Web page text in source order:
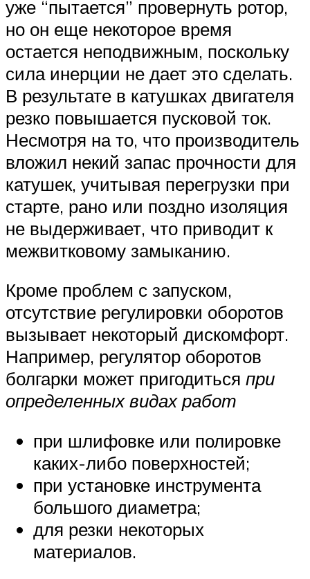
уже “пытается” провернуть ротор,
но он еще некоторое время
остается неподвижным, поскольку
сила инерции не дает это сделать.
В результате в катушках двигателя
резко повышается пусковой ток.
Несмотря на то, что производитель
вложил некий запас прочности для
катушек, учитывая перегрузки при
старте, рано или поздно изоляция
не выдерживает, что приводит к
межвитковому замыканию.
Кроме проблем с запуском,
отсутствие регулировки оборотов
вызывает некоторый дискомфорт.
Например, регулятор оборотов
болгарки может пригодиться при
определенных видах работ
при шлифовке или полировке
каких-либо поверхностей;
при установке инструмента
большого диаметра;
для резки некоторых
материалов.